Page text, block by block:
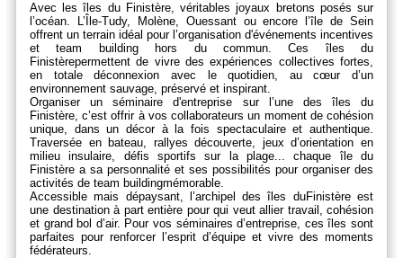
Avec les îles du Finistère, véritables joyaux bretons posés sur
l’océan. L’Île-Tudy, Molène, Ouessant ou encore
l’île de Sein
offrent un terrain idéal pour l’organisation d'événements incentives
etteam building hors du commun. Ces îles du
Finistèrepermettent de vivre des expériences collectives fortes,
en totale déconnexion avec le quotidien, au cœur d’un
environnement sauvage, préservé et inspirant.
Organiser unséminaired'entreprise sur l’une des îles du
Finistère, c’est offrir à vos collaborateurs un moment de cohésion
unique, dans un décor à la fois spectaculaire et authentique.
Traversée en bateau, rallyes découverte, jeux d’orientation en
milieu insulaire, défis sportifs sur la plage... chaque île du
Finistère a sa personnalité et ses possibilités pour organiser des
activités de team buildingmémorable.
Accessible mais dépaysant, l’archipel desîles duFinistèreest
une destination à part entière pour qui veut allier travail, cohésion
et grand bol d’air. Pour vos séminairesd’entreprise, ces îles sont
parfaites pour renforcer l’esprit d’équipe et vivre des moments
fédérateurs.